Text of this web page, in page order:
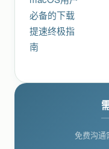
免费沟通